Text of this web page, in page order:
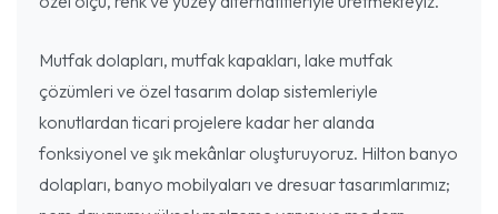
Mutfak dolapları, mutfak kapakları, lake mutfak
çözümleri ve özel tasarım dolap sistemleriyle
konutlardan ticari projelere kadar her alanda
fonksiyonel ve şık mekânlar oluşturuyoruz. Hilton banyo
dolapları, banyo mobilyaları ve dresuar tasarımlarımız;